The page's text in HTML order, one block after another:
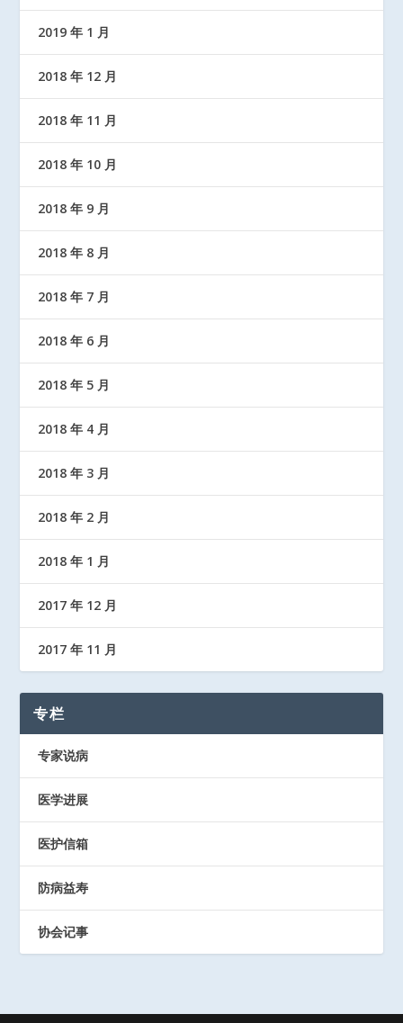
2019 年 1 月
2018 年 12 月
2018 年 11 月
2018 年 10 月
2018 年 9 月
2018 年 8 月
2018 年 7 月
2018 年 6 月
2018 年 5 月
2018 年 4 月
2018 年 3 月
2018 年 2 月
2018 年 1 月
2017 年 12 月
2017 年 11 月
专栏
专家说病
医学进展
医护信箱
防病益寿
协会记事